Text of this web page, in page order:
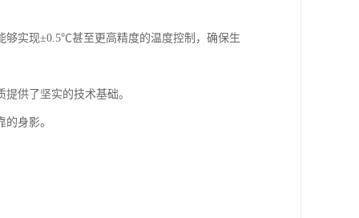
够实现±0.5℃甚至更高精度的温度控制，确保生
供了坚实的技术基础。
身影。